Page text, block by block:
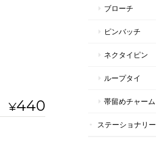
¥440
ブローチ
ピンバッチ
ネクタイピン
ループタイ
帯留めチャーム
ステーショナリー